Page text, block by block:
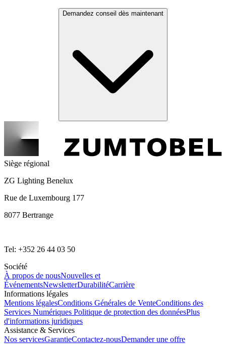
Demandez conseil dès maintenant
Siège régional
ZG Lighting Benelux
Rue de Luxembourg 177
8077 Bertrange
Tel: +352 26 44 03 50
Société
À propos de nousNouvelles et
ÉvénementsNewsletterDurabilitéCarrière
Informations légales
Mentions légalesConditions Générales de VenteConditions des
Services Numériques Politique de protection des donnéesPlus
d'informations juridiques
Assistance & Services
Nos servicesGarantieContactez-nousDemander une offre